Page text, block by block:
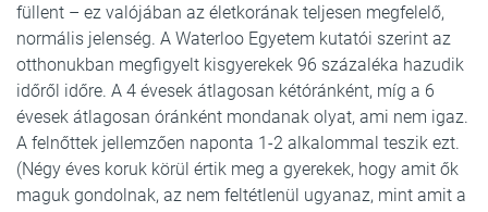
füllent – ez valójában az életkorának teljesen megfelelő,
normális jelenség. A Waterloo Egyetem kutatói szerint az
otthonukban megfigyelt kisgyerekek 96 százaléka hazudik
időről időre. A 4 évesek átlagosan kétóránként, míg a 6
évesek átlagosan óránként mondanak olyat, ami nem igaz.
A felnőttek jellemzően naponta 1-2 alkalommal teszik ezt.
(Négy éves koruk körül értik meg a gyerekek, hogy amit ők
maguk gondolnak, az nem feltétlenül ugyanaz, mint amit a